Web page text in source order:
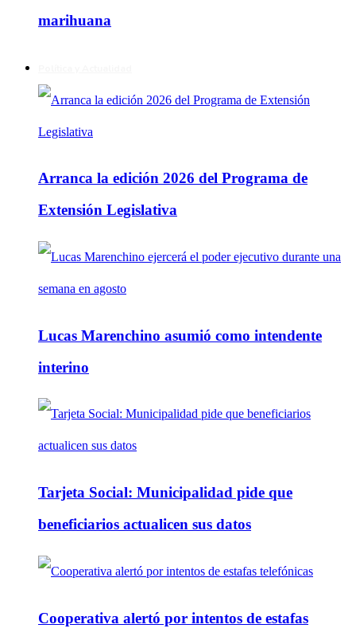
marihuana
Arranca la edición 2026 del Programa de
Extensión Legislativa
Lucas Marenchino asumió como intendente
interino
Tarjeta Social: Municipalidad pide que
beneficiarios actualicen sus datos
Cooperativa alertó por intentos de estafas